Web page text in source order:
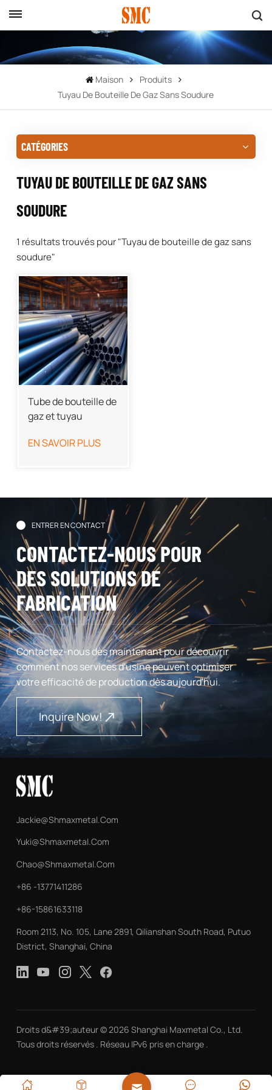
Maison
Produits
Tuyau De Bouteille De Gaz Sans Soudure
CATÉGORIES
TUYAU DE BOUTEILLE DE GAZ SANS
SOUDURE
1 résultats trouvés pour "Tuyau de bouteille de gaz sans
soudure"
Tube de bouteille de
gaz et tuyau
EN SAVOIR PLUS
ENTRER EN CONTACT
CONTACTEZ-NOUS POUR
DES SOLUTIONS DE
FABRICATION
Contactez-nous dès maintenant pour découvrir
comment nos services d'usine peuvent optimiser
votre efficacité de production dès aujourd'hui.
Inquire Now!
Jackie@shmaxmetal.com
Yuki@shmaxmetal.com
Chao@shmaxmetal.com
+86 -13771411286
+86-15861633118
Room 2113, No. 105, Lane 2891, Qilianshan South Road, Putuo
District, Shanghai, China
Droits d&#39;auteur © 2026 Shanghai Maxmetal Co., Ltd.
Tous droits réservés . Réseau IPv6 pris en charge .